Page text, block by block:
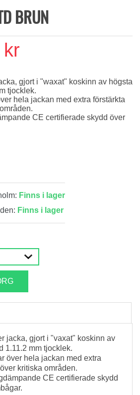
BRUN
gjort i "waxat" koskinn av högsta
tjocklek.
hela jackan med extra förstärkta
CE certifierade skydd över
Finns i lager
Finns i lager
jacka, gjort i "vaxat" koskinn av
1.11.2 mm tjocklek.
över hela jackan med extra
kritiska områden.
CE certifierade skydd